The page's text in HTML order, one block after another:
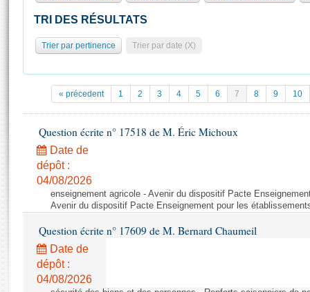
Pétitions
Projets de loi
Propositions de loi
Amendements
Textes adoptés
Rapports législatifs
Rapports sur l'application des lois
Statistiques et chiffres clés
Documents de référence
( Constitution | Règlement de l'Assemblée ... )
Histoire
Juniors
Anciennes législatures
La Bibliothèque
Contacts et plan d'accès
Photos libres de droit
TRI DES RÉSULTATS
Trier par pertinence Trier par date (X)
« précedent 1 2 3 4 5 6 7 8 9 10
Question écrite n° 17518 de M. Éric Michoux
Date de
dépôt :
04/08/2026
enseignement agricole - Avenir du dispositif Pacte
Avenir du dispositif Pacte Enseignement pour les
Question écrite n° 17609 de M. Bernard Chaumeil
Date de
dépôt :
04/08/2026